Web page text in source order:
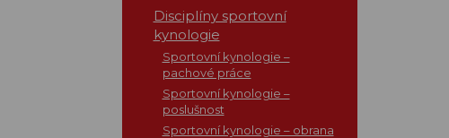
Disciplíny sportovní
kynologie
Sportovní kynologie –
pachové práce
Sportovní kynologie –
poslušnost
Sportovní kynologie – obrana